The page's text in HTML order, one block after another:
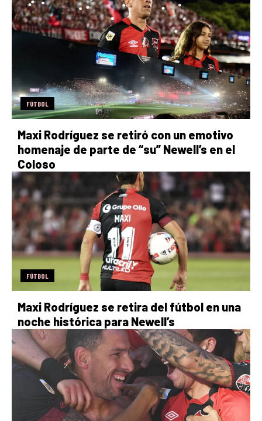
FÚTBOL
Maxi Rodríguez se retiró con un emotivo
homenaje de parte de “su” Newell’s en el
Coloso
FÚTBOL
Maxi Rodríguez se retira del fútbol en una
noche histórica para Newell’s